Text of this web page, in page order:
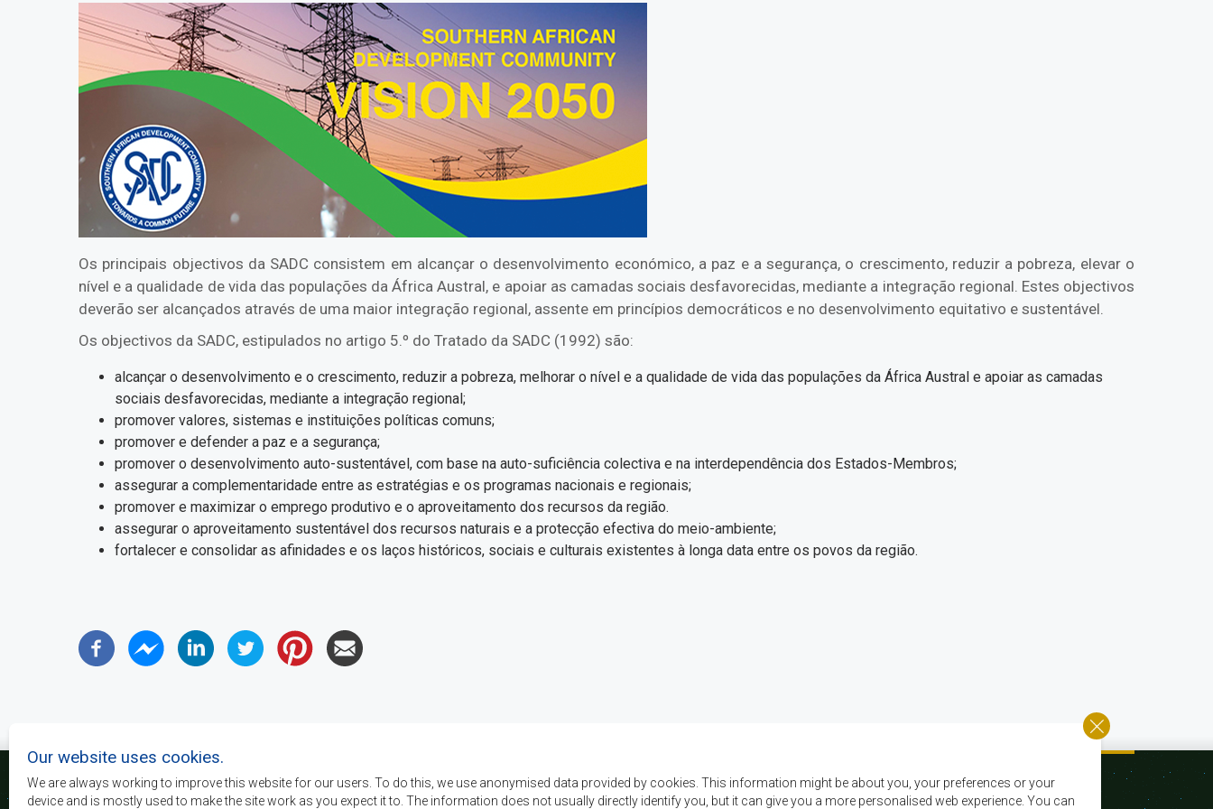
Os principais objectivos da SADC consistem em alcançar o desenvolvimento económico, a paz e a segurança, o crescimento, reduzir a pobreza, elevar o
nível e a qualidade de vida das populações da África Austral, e apoiar as camadas sociais desfavorecidas, mediante a integração regional. Estes objectivos
deverão ser alcançados através de uma maior integração regional, assente em princípios democráticos e no desenvolvimento equitativo e sustentável.
Os objectivos da SADC, estipulados no artigo 5.º do Tratado da SADC (1992) são:
alcançar o desenvolvimento e o crescimento, reduzir a pobreza, melhorar o nível e a qualidade de vida das populações da África Austral e apoiar as camadas
sociais desfavorecidas, mediante a integração regional;
promover valores, sistemas e instituições políticas comuns;
promover e defender a paz e a segurança;
promover o desenvolvimento auto-sustentável, com base na auto-suficiência colectiva e na interdependência dos Estados-Membros;
assegurar a complementaridade entre as estratégias e os programas nacionais e regionais;
promover e maximizar o emprego produtivo e o aproveitamento dos recursos da região.
assegurar o aproveitamento sustentável dos recursos naturais e a protecção efectiva do meio-ambiente;
fortalecer e consolidar as afinidades e os laços históricos, sociais e culturais existentes à longa data entre os povos da região.
Our website uses cookies.
We are always working to improve this website for our users. To do this, we use anonymised data provided by cookies. This information might be about you, your preferences or your
device and is mostly used to make the site work as you expect it to. The information does not usually directly identify you, but it can give you a more personalised web experience. You can